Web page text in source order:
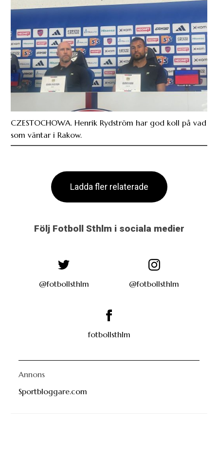
CZESTOCHOWA. Henrik Rydström har god koll på vad
som väntar i Rakow.
Ladda fler relaterade
Följ Fotboll Sthlm i sociala medier
@fotbollsthlm @fotbollsthlm
fotbollsthlm
Annons
Sportbloggare.com